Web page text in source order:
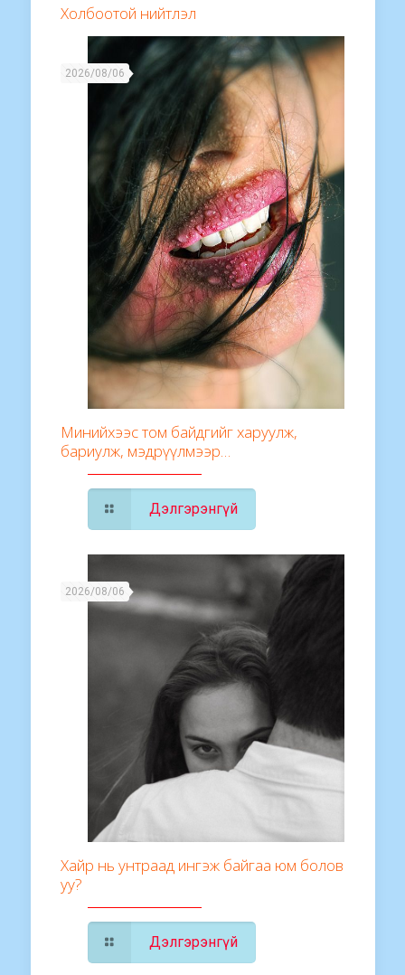
Холбоотой нийтлэл
2026/08/06
Минийхээс том байдгийг харуулж,
бариулж, мэдрүүлмээр…
Дэлгэрэнгүй
2026/08/06
Хайр нь унтраад ингэж байгаа юм болов
уу?
Дэлгэрэнгүй